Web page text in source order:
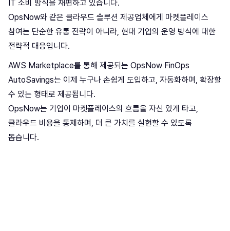
IT 소비 방식을 재편하고 있습니다.
OpsNow와 같은 클라우드 솔루션 제공업체에게 마켓플레이스
참여는 단순한 유통 전략이 아니라, 현대 기업의 운영 방식에 대한
전략적 대응입니다.
AWS Marketplace를 통해 제공되는 OpsNow FinOps
AutoSavings는 이제 누구나 손쉽게 도입하고, 자동화하며, 확장할
수 있는 형태로 제공됩니다.
OpsNow는 기업이 마켓플레이스의 흐름을 자신 있게 타고,
클라우드 비용을 통제하며, 더 큰 가치를 실현할 수 있도록
돕습니다.